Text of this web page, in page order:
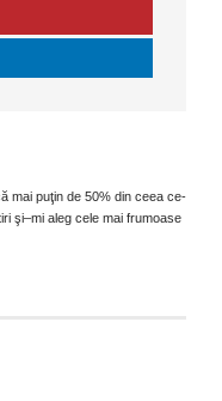
mai puţin de 50% din ceea ce-
şi–mi aleg cele mai frumoase